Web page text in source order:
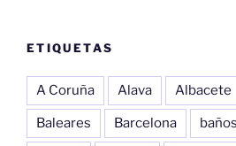
ETIQUETAS
A Coruña Alava Albacete
Baleares Barcelona baños